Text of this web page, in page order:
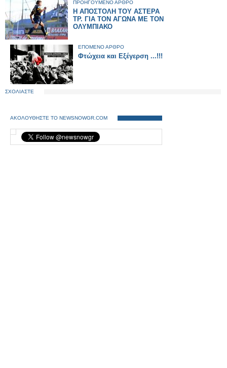
ΠΡΟΗΓΟΥΜΕΝΟ ΑΡΘΡΟ
Η ΑΠΟΣΤΟΛΗ ΤΟΥ ΑΣΤΕΡΑ
ΤΡ. ΓΙΑ ΤΟΝ ΑΓΩΝΑ ΜΕ ΤΟΝ
ΟΛΥΜΠΙΑΚΟ
ΕΠΟΜΕΝΟ ΑΡΘΡΟ
Φτώχεια και Εξέγερση ...!!!
ΣΧΟΛΙΑΣΤΕ
ΑΚΟΛΟΥΘΗΣΤΕ ΤΟ NEWSNOWGR.COM